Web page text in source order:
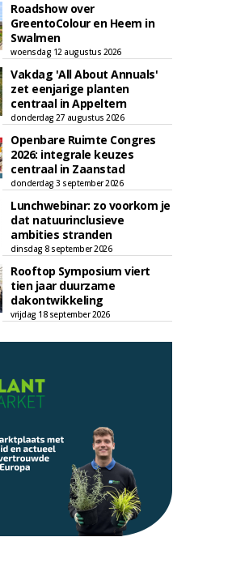
Roadshow over
GreentoColour en Heem in
Swalmen
woensdag 12 augustus 2026
Vakdag 'All About Annuals'
zet eenjarige planten
centraal in Appeltern
donderdag 27 augustus 2026
Openbare Ruimte Congres
2026: integrale keuzes
centraal in Zaanstad
donderdag 3 september 2026
Lunchwebinar: zo voorkom je
dat natuurinclusieve
ambities stranden
dinsdag 8 september 2026
Rooftop Symposium viert
tien jaar duurzame
dakontwikkeling
vrijdag 18 september 2026